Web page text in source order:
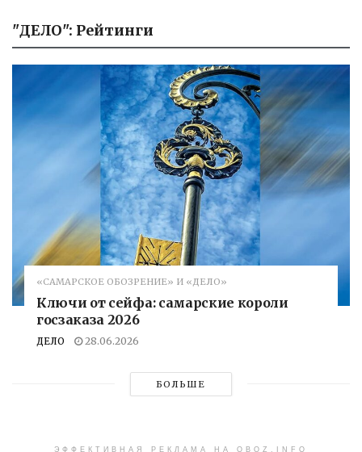
"ДЕЛО": Рейтинги
«САМАРСКОЕ ОБОЗРЕНИЕ» И «ДЕЛО»
Ключи от сейфа: самарские короли
госзаказа 2026
ДЕЛО 28.06.2026
БОЛЬШЕ
ЭФФЕКТИВНАЯ РЕКЛАМА НА OBOZ.INFO